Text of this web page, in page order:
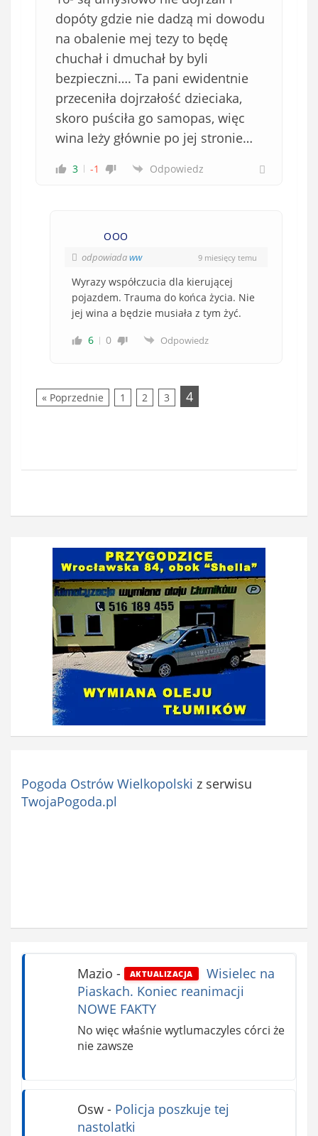
dopóty gdzie nie dadzą mi dowodu
na obalenie mej tezy to będę
chuchał i dmuchał by byli
bezpieczni…. Ta pani ewidentnie
przeceniła dojrzałość dzieciaka,
skoro puściła go samopas, więc
wina leży głównie po jej stronie…
3 -1 Odpowiedz
OOO
odpowiadaww 9 miesięcy temu
Wyrazy współczucia dla kierującej
pojazdem. Trauma do końca życia. Nie
jej wina a będzie musiała z tym żyć.
6
0 Odpowiedz
« Poprzednie 1 2 3 4
Pogoda Ostrów Wielkopolski z serwisu
TwojaPogoda.pl
Mazio - AKTUALIZACJA
Wisielec na
Piaskach. Koniec reanimacji
NOWE FAKTY
No więc właśnie wytlumaczyles córci że
nie zawsze
Osw- Policja poszkuje tej
nastolatki